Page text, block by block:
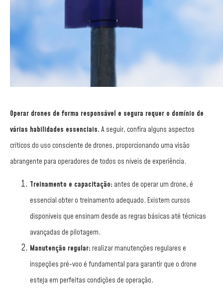
Operar drones de forma responsável e segura requer o domínio de
várias habilidades essenciais.A seguir, confira alguns aspectos
críticos do uso consciente de drones, proporcionando uma visão
abrangente para operadores de todos os níveis de experiência.
Treinamento e capacitação: antes de operar um drone, é
essencial obter o treinamento adequado. Existem cursos
disponíveis que ensinam desde as regras básicas até técnicas
avançadas de pilotagem.
Manutenção regular:realizar manutenções regulares e
inspeções pré-voo é fundamental para garantir que o drone
esteja em perfeitas condições de operação.